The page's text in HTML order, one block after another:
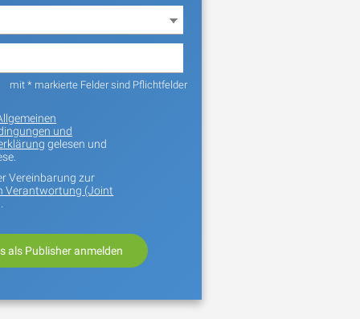
mit * markierte Felder sind Pflichtfelder
und
gelesen und
Vereinbarung zur
Verantwortung (Joint